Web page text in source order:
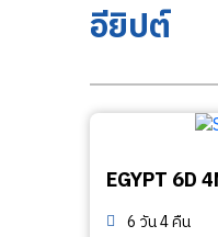
อียิปต์
6 วัน 4 คืน